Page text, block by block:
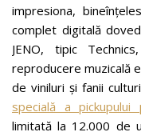
impresiona,
complet digitală
JENO, tipic
reproducere muzicală
de viniluri și fanii
specială a pickupului
limitată la 12.000 de